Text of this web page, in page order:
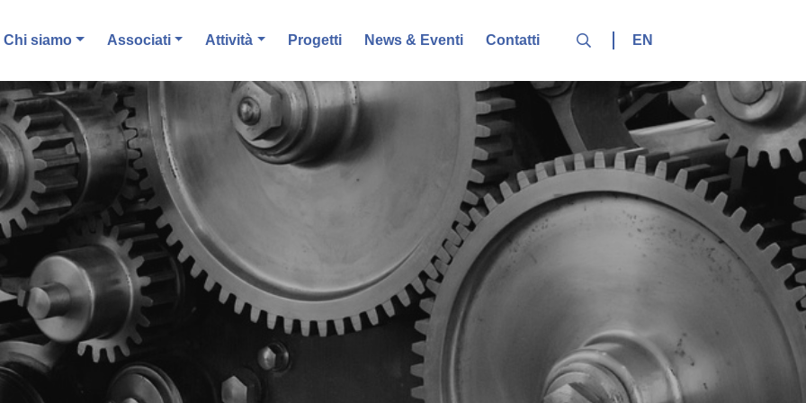
Chi siamo Associati Attività Progetti News & Eventi Contatti EN